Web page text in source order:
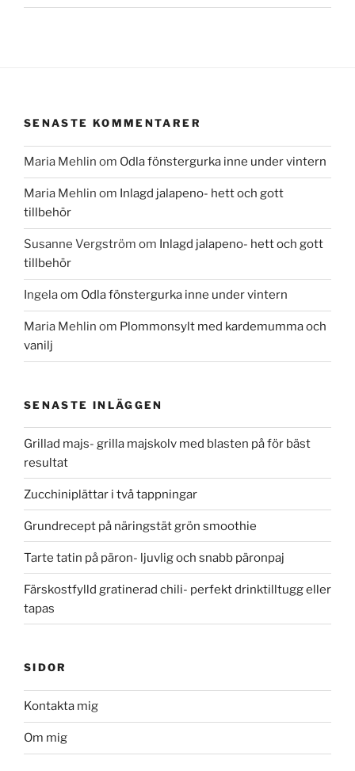
SENASTE KOMMENTARER
Maria Mehlin om Odla fönstergurka inne under vintern
Maria Mehlin om Inlagd jalapeno- hett och gott
tillbehör
Susanne Vergström om Inlagd jalapeno- hett och gott
tillbehör
Ingelaom Odla fönstergurka inne under vintern
Maria Mehlin om Plommonsylt med kardemumma och
vanilj
SENASTE INLÄGGEN
Grillad majs- grilla majskolv med blasten på för bäst
resultat
Zucchiniplättar i två tappningar
Grundrecept på näringstät grön smoothie
Tarte tatin på päron- ljuvlig och snabb päronpaj
Färskostfylld gratinerad chili- perfekt drinktilltugg eller
tapas
SIDOR
Kontakta mig
Om mig